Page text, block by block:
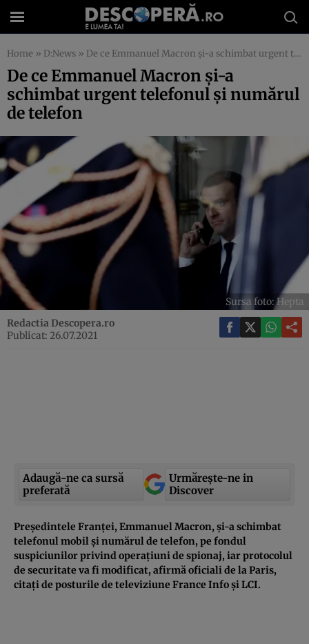
Home » D:News » De ce Emmanuel Macron şi-a schimbat urgent telefonul şi numărul de telefon
De ce Emmanuel Macron şi-a
schimbat urgent telefonul şi numărul
de telefon
Sursa foto: Hepta
Redactia Descopera.ro
Publicat: 26.07.2021
Adaugă-ne ca sursă
preferată
Urmărește-ne in
Discover
Preşedintele Franţei, Emmanuel Macron, şi-a schimbat
telefonul mobil şi numărul de telefon, pe fondul
suspiciunilor privind operaţiuni de spionaj, iar protocolul
de securitate va fi modificat, afirmă oficiali de la Paris,
citaţi de posturile de televiziune France Info şi LCI.